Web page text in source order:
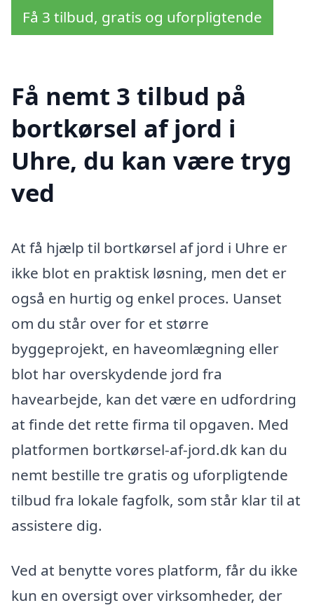
Få 3 tilbud, gratis og uforpligtende
Få nemt 3 tilbud på
bortkørsel af jord i
Uhre, du kan være tryg
ved
At få hjælp til bortkørsel af jord i Uhre er
ikke blot en praktisk løsning, men det er
også en hurtig og enkel proces. Uanset
om du står over for et større
byggeprojekt, en haveomlægning eller
blot har overskydende jord fra
havearbejde, kan det være en udfordring
at finde det rette firma til opgaven. Med
platformen bortkørsel-af-jord.dk kan du
nemt bestille tre gratis og uforpligtende
tilbud fra lokale fagfolk, som står klar til at
assistere dig.
Ved at benytte vores platform, får du ikke
kun en oversigt over virksomheder, der